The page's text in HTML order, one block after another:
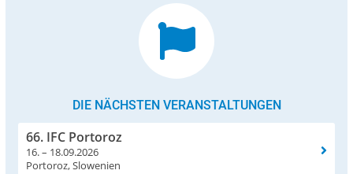
DIE NÄCHSTEN VERANSTALTUNGEN
66. IFC Portoroz
16. – 18.09.2026
Portoroz, Slowenien